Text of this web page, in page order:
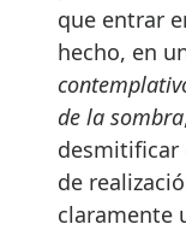
que entrar
hecho, en
de la sombra
desmitificar
de
claramente